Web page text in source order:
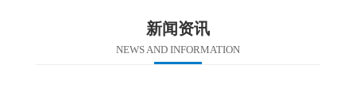
新闻资讯
NEWS AND INFORMATION